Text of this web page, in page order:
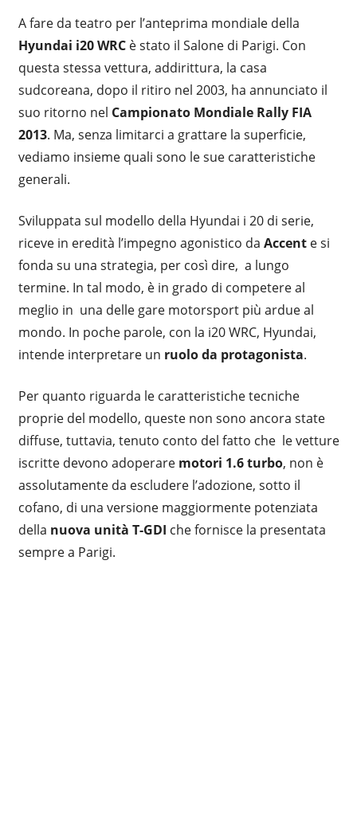
A fare da teatro per l’anteprima mondiale della
Hyundai i20 WRC è stato il Salone di Parigi. Con
questa stessa vettura, addirittura, la casa
sudcoreana, dopo il ritiro nel 2003, ha annunciato il
suo ritorno nel Campionato Mondiale Rally FIA
2013. Ma, senza limitarci a grattare la superficie,
vediamo insieme quali sono le sue caratteristiche
generali.
Sviluppata sul modello della Hyundai i 20 di serie,
riceve in eredità l’impegno agonistico da Accent e si
fonda su una strategia, per così dire, a lungo
termine. In tal modo, è in grado di competere al
meglio in una delle gare motorsport più ardue al
mondo. In poche parole, con la i20 WRC, Hyundai,
intende interpretare un ruolo da protagonista.
Per quanto riguarda le caratteristiche tecniche
proprie del modello, queste non sono ancora state
diffuse, tuttavia, tenuto conto del fatto che le vetture
iscritte devono adoperaremotori 1.6 turbo, non è
assolutamente da escludere l’adozione, sotto il
cofano, di una versione maggiormente potenziata
della nuova unità T-GDI che fornisce la presentata
sempre a Parigi.